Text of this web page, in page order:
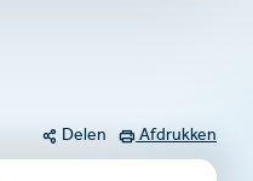
Delen Afdrukken